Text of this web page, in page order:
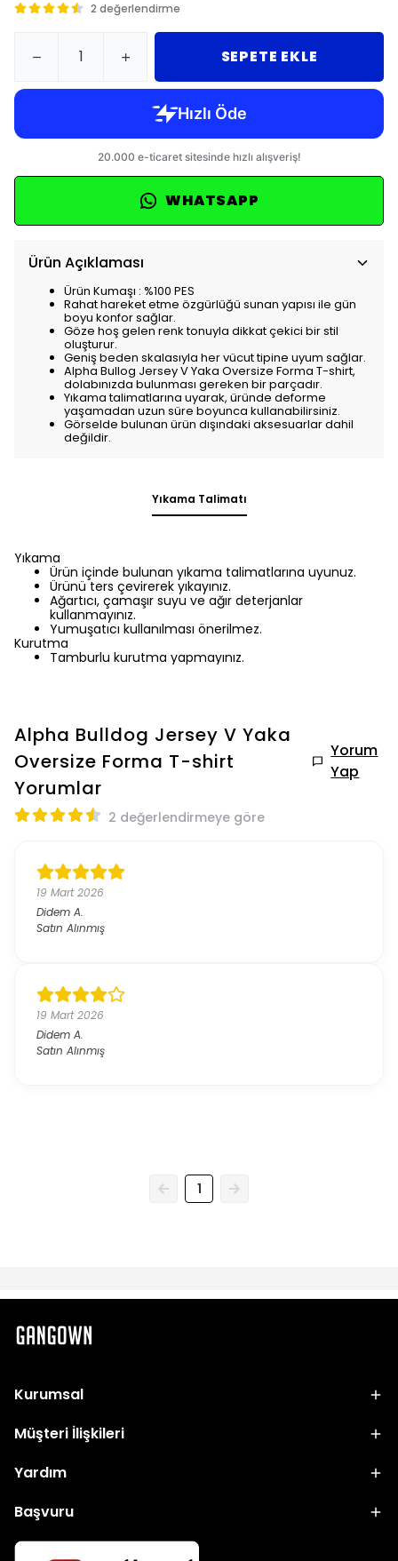
2 değerlendirme
SEPETE EKLE
WHATSAPP
Ürün Açıklaması
Ürün Kumaşı : %100 PES
Rahat hareket etme özgürlüğü sunan yapısı ile gün
boyu konfor sağlar.
Göze hoş gelen renk tonuyla dikkat çekici bir stil
oluşturur.
Geniş beden skalasıyla her vücut tipine uyum sağlar.
Alpha Bullog Jersey V Yaka Oversize Forma T-shirt,
dolabınızda bulunması gereken bir parçadır.
Yıkama talimatlarına uyarak, üründe deforme
yaşamadan uzun süre boyunca kullanabilirsiniz.
Görselde bulunan ürün dışındaki aksesuarlar dahil
değildir.
Yıkama Talimatı
Yıkama
Ürün içinde bulunan yıkama talimatlarına uyunuz.
Ürünü ters çevirerek yıkayınız.
Ağartıcı, çamaşır suyu ve ağır deterjanlar
kullanmayınız.
Yumuşatıcı kullanılması önerilmez.
Kurutma
Tamburlu kurutma yapmayınız.
Alpha Bulldog Jersey V Yaka
Oversize Forma T-shirt
Yorumlar
Yorum
Yap
2 değerlendirmeye göre
19 Mart 2026
Didem A.
Satın Alınmış
19 Mart 2026
Didem A.
Satın Alınmış
1
Kurumsal
Müşteri İlişkileri
Yardım
Başvuru